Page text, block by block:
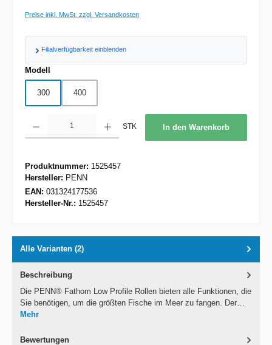
Preise inkl. MwSt. zzgl. Versandkosten
Filialverfügbarkeit einblenden
Modell
300 400
STK In den Warenkorb
Produktnummer: 1525457
Hersteller: PENN
EAN: 031324177536
Hersteller-Nr.: 1525457
Alle Varianten (2)
Beschreibung
Die PENN® Fathom Low Profile Rollen bieten alle Funktionen, die
Sie benötigen, um die größten Fische im Meer zu fangen. Der…
Mehr
Bewertungen